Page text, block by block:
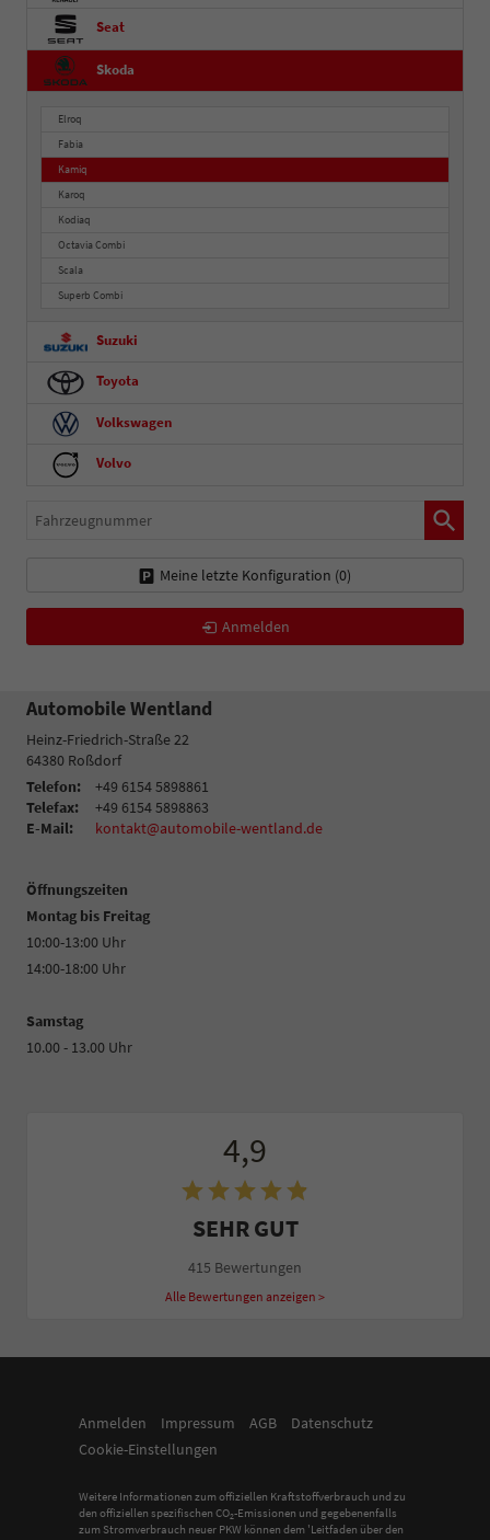
Seat
Skoda
Elroq
Fabia
Kamiq
Karoq
Kodiaq
Octavia Combi
Scala
Superb Combi
Suzuki
Toyota
Volkswagen
Volvo
Fahrzeugnummer
Meine letzte Konfiguration (0)
Anmelden
Automobile Wentland
Heinz-Friedrich-Straße 22
64380 Roßdorf
Telefon:
+49 6154 5898861
Telefax:
+49 6154 5898863
E-Mail:
kontakt@automobile-wentland.de
Öffnungszeiten
Montag bis Freitag
10:00-13:00 Uhr
14:00-18:00 Uhr
Samstag
10.00 - 13.00 Uhr
4,9
SEHR GUT
415 Bewertungen
Alle Bewertungen anzeigen >
Anmelden Impressum AGB
Datenschutz
Cookie-Einstellungen
Weitere Informationen zum offiziellen Kraftstoffverbrauch und zu
den offiziellen spezifischen CO2-Emissionen und gegebenenfalls
zum Stromverbrauch neuer PKW können dem 'Leitfaden über den